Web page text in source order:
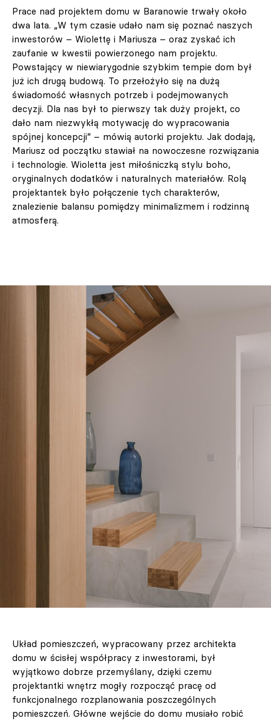
Prace nad projektem domu w Baranowie trwały około
dwa lata. „W tym czasie udało nam się poznać naszych
inwestorów – Wiolettę i Mariusza – oraz zyskać ich
zaufanie w kwestii powierzonego nam projektu.
Powstający w niewiarygodnie szybkim tempie dom był
już ich drugą budową. To przełożyło się na dużą
świadomość własnych potrzeb i podejmowanych
decyzji. Dla nas był to pierwszy tak duży projekt, co
dało nam niezwykłą motywację do wypracowania
spójnej koncepcji” – mówią autorki projektu. Jak dodają,
Mariusz od początku stawiał na nowoczesne rozwiązania
i technologie. Wioletta jest miłośniczką stylu boho,
oryginalnych dodatków i naturalnych materiałów. Rolą
projektantek było połączenie tych charakterów,
znalezienie balansu pomiędzy minimalizmem i rodzinną
atmosferą.
Układ pomieszczeń, wypracowany przez architekta
domu w ścisłej współpracy z inwestorami, był
wyjątkowo dobrze przemyślany, dzięki czemu
projektantki wnętrz mogły rozpocząć pracę od
funkcjonalnego rozplanowania poszczególnych
pomieszczeń. Główne wejście do domu musiało robić